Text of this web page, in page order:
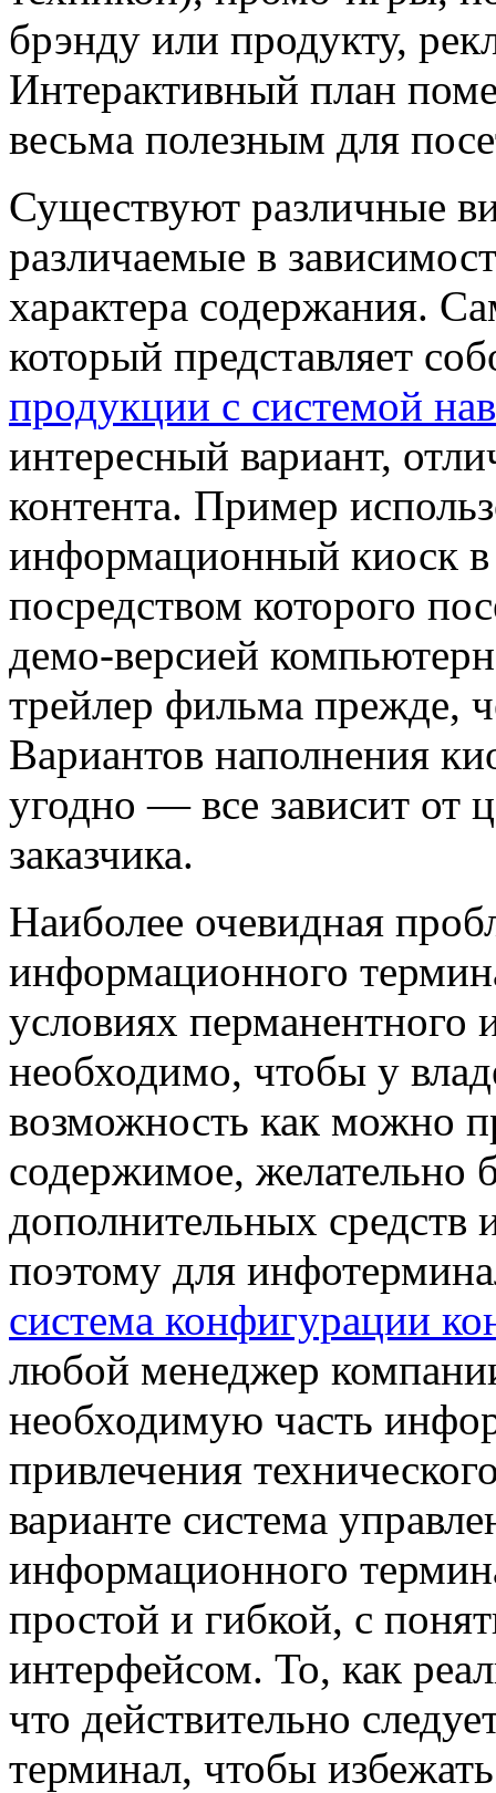
брэнду или продукту,
Интерактивный план
весьма полезным для
Существуют различные
различаемые в
характера содержания.
который представляет
продукции с системой
интересный вариант,
контента. Пример
информационный киоск в
посредством которого
демо-версией
трейлер фильма прежде,
Вариантов наполнения
угодно — все зависит от
заказчика.
Наиболее очевидная
информационного
условиях перманентного
необходимо, чтобы у
возможность как можно
содержимое, желательно
дополнительных
поэтому для
система конфигурации
любой менеджер
необходимую часть
привлечения
варианте система
информационного
простой и гибкой, с
интерфейсом. То, как
что действительно
терминал, чтобы